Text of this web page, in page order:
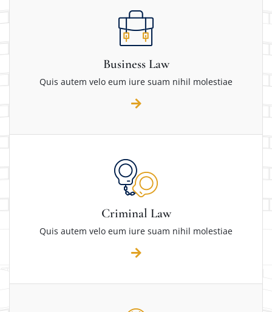
Business Law
Quis autem velo eum iure suam nihil molestiae
Criminal Law
Quis autem velo eum iure suam nihil molestiae